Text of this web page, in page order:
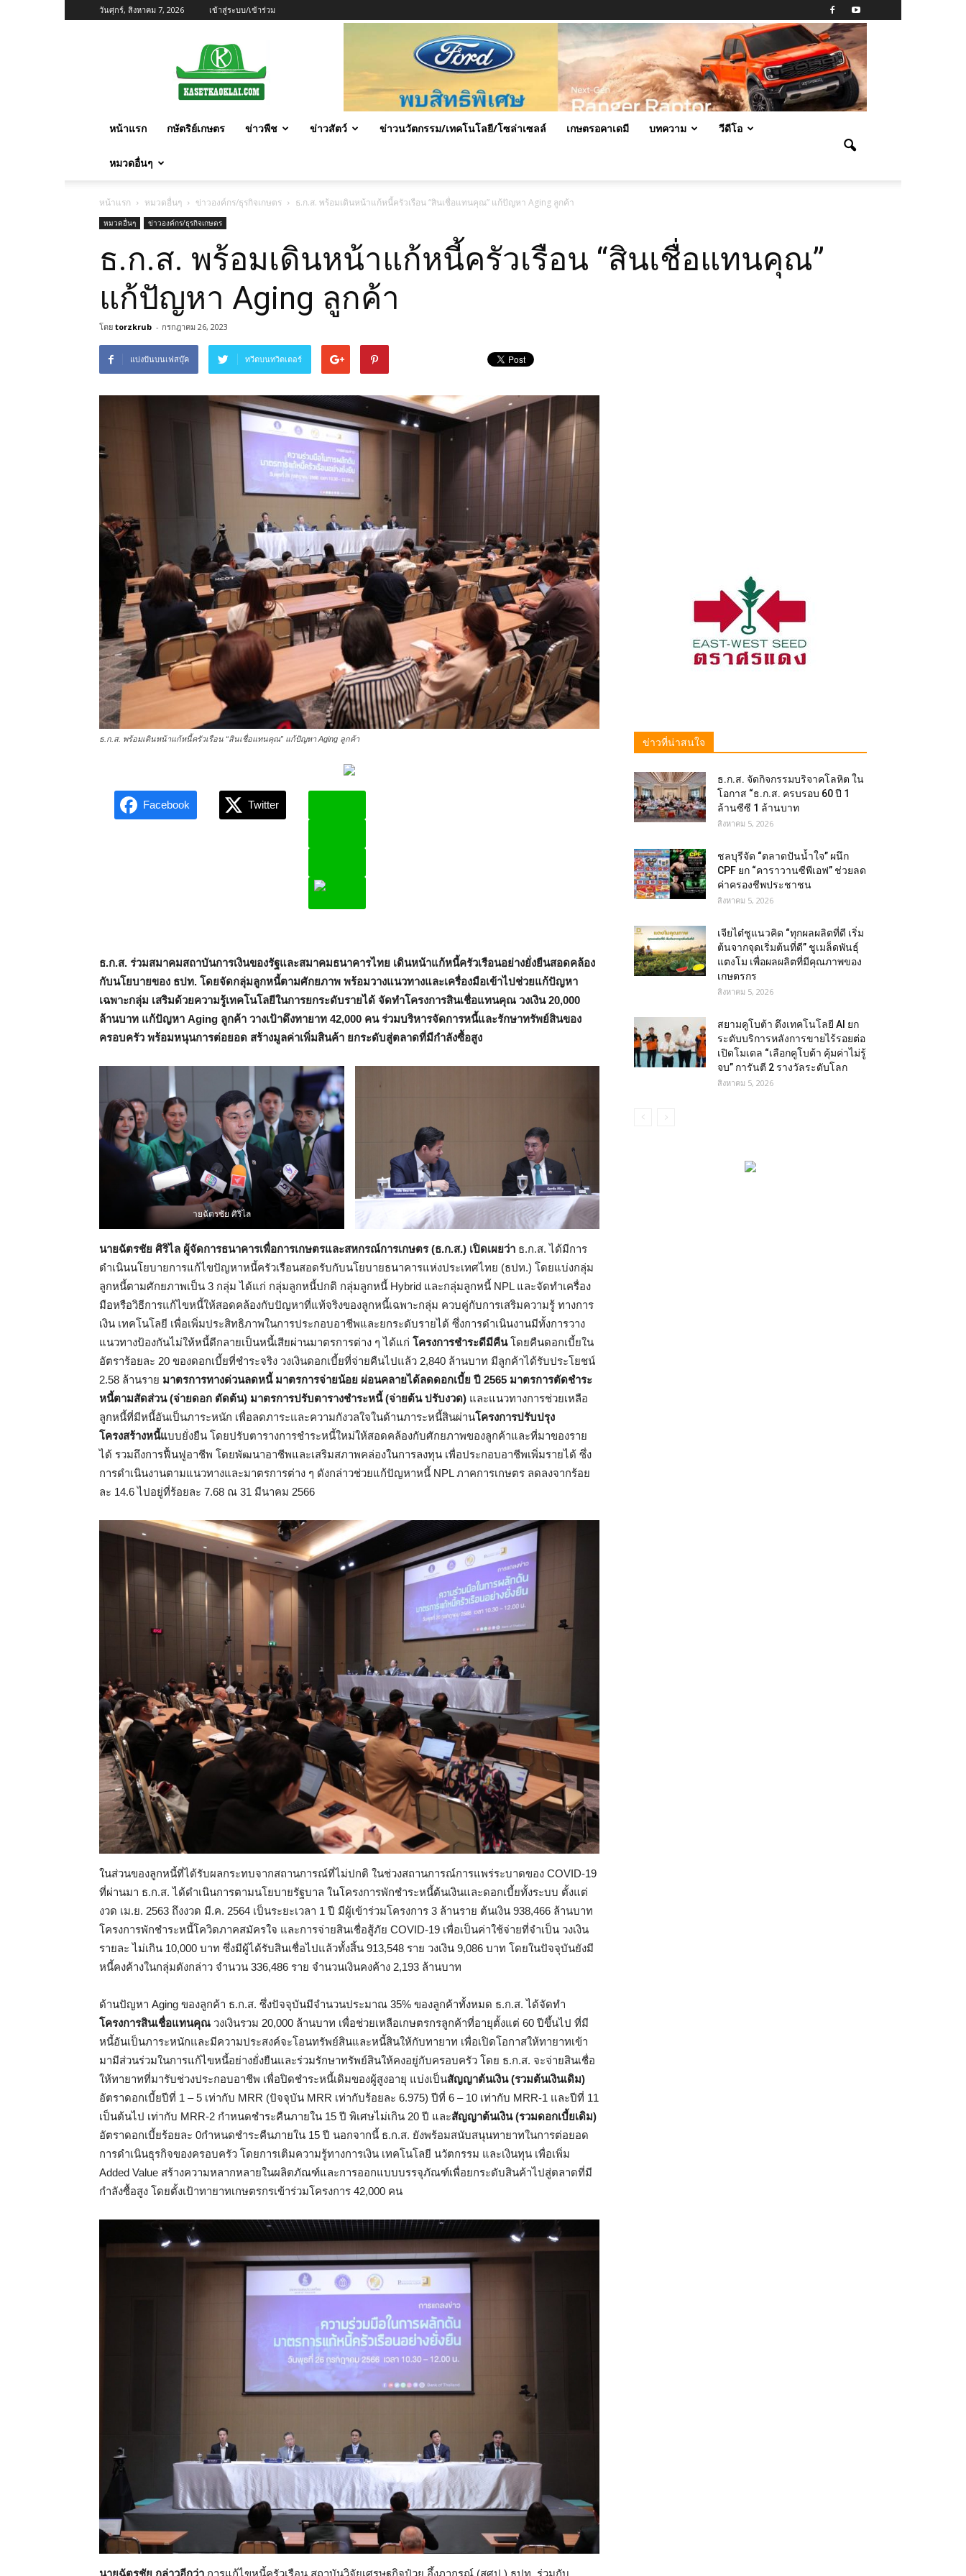
วันศุกร์, สิงหาคม 7, 2026 เข้าสู่ระบบ/เข้าร่วม
หน้าแรก กษัตริย์เกษตร ข่าวพืช ข่าวสัตว์ ข่าวนวัตกรรม/เทคโนโลยี/โซล่าเซลล์ เกษตรอคาเดมี บทความ วีดีโอ
หมวดอื่นๆ
หน้าแรก หมวดอื่นๆ ข่าวองค์กร/ธุรกิจเกษตร ธ.ก.ส. พร้อมเดินหน้าแก้หนี้ครัวเรือน “สินเชื่อแทนคุณ” แก้ปัญหา Aging ลูกค้า
หมวดอื่นๆ ข่าวองค์กร/ธุรกิจเกษตร
ธ.ก.ส. พร้อมเดินหน้าแก้หนี้ครัวเรือน “สินเชื่อแทนคุณ”
แก้ปัญหา Aging ลูกค้า
โดย torzkrub - กรกฎาคม 26, 2023
แบ่งปันบนเฟสบุ๊ค ทวีตบนทวิตเตอร์
ธ.ก.ส. พร้อมเดินหน้าแก้หนี้ครัวเรือน “สินเชื่อแทนคุณ” แก้ปัญหา Aging ลูกค้า
Facebook Twitter
ธ.ก.ส. ร่วมสมาคมสถาบันการเงินของรัฐและสมาคมธนาคารไทย เดินหน้าแก้หนี้ครัวเรือนอย่างยั่งยืนสอดคล้อง
กับนโยบายของ ธปท. โดยจัดกลุ่มลูกหนี้ตามศักยภาพ พร้อมวางแนวทางและเครื่องมือเข้าไปช่วยแก้ปัญหา
เฉพาะกลุ่ม เสริมด้วยความรู้เทคโนโลยีในการยกระดับรายได้ จัดทำโครงการสินเชื่อแทนคุณ วงเงิน 20,000
ล้านบาท แก้ปัญหา Aging ลูกค้า วางเป้าดึงทายาท 42,000 คน ร่วมบริหารจัดการหนี้และรักษาทรัพย์สินของ
ครอบครัว พร้อมหนุนการต่อยอด สร้างมูลค่าเพิ่มสินค้า ยกระดับสู่ตลาดที่มีกำลังซื้อสูง
ายฉัตรชัย ศิริไล
นายฉัตรชัย ศิริไล ผู้จัดการธนาคารเพื่อการเกษตรและสหกรณ์การเกษตร (ธ.ก.ส.) เปิดเผยว่า ธ.ก.ส. ได้มีการ
ดำเนินนโยบายการแก้ไขปัญหาหนี้ครัวเรือนสอดรับกับนโยบายธนาคารแห่งประเทศไทย (ธปท.) โดยแบ่งกลุ่ม
ลูกหนี้ตามศักยภาพเป็น 3 กลุ่ม ได้แก่ กลุ่มลูกหนี้ปกติ กลุ่มลูกหนี้ Hybrid และกลุ่มลูกหนี้ NPL และจัดทำเครื่อง
มือหรือวิธีการแก้ไขหนี้ให้สอดคล้องกับปัญหาที่แท้จริงของลูกหนี้เฉพาะกลุ่ม ควบคู่กับการเสริมความรู้ ทางการ
เงิน เทคโนโลยี เพื่อเพิ่มประสิทธิภาพในการประกอบอาชีพและยกระดับรายได้ ซึ่งการดำเนินงานมีทั้งการวาง
แนวทางป้องกันไม่ให้หนี้ดีกลายเป็นหนี้เสียผ่านมาตรการต่าง ๆ ได้แก่ โครงการชำระดีมีคืนโดยคืนดอกเบี้ยใน
อัตราร้อยละ 20 ของดอกเบี้ยที่ชำระจริง วงเงินดอกเบี้ยที่จ่ายคืนไปแล้ว 2,840 ล้านบาท มีลูกค้าได้รับประโยชน์
2.58 ล้านราย มาตรการทางด่วนลดหนี้ มาตรการจ่ายน้อย ผ่อนคลายได้ลดดอกเบี้ย ปี 2565 มาตรการตัดชำระ
หนี้ตามสัดส่วน (จ่ายดอก ตัดต้น) มาตรการปรับตารางชำระหนี้ (จ่ายต้น ปรับงวด) และแนวทางการช่วยเหลือ
ลูกหนี้ที่มีหนี้อันเป็นภาระหนัก เพื่อลดภาระและความกังวลใจในด้านภาระหนี้สินผ่านโครงการปรับปรุง
โครงสร้างหนี้แบบยั่งยืน โดยปรับตารางการชำระหนี้ใหม่ให้สอดคล้องกับศักยภาพของลูกค้าและที่มาของราย
ได้ รวมถึงการฟื้นฟูอาชีพ โดยพัฒนาอาชีพและเสริมสภาพคล่องในการลงทุน เพื่อประกอบอาชีพเพิ่มรายได้ ซึ่ง
การดำเนินงานตามแนวทางและมาตรการต่าง ๆ ดังกล่าวช่วยแก้ปัญหาหนี้ NPL ภาคการเกษตร ลดลงจากร้อย
ละ 14.6 ไปอยู่ที่ร้อยละ 7.68 ณ 31 มีนาคม 2566
ในส่วนของลูกหนี้ที่ได้รับผลกระทบจากสถานการณ์ที่ไม่ปกติ ในช่วงสถานการณ์การแพร่ระบาดของ COVID-19
ที่ผ่านมา ธ.ก.ส. ได้ดำเนินการตามนโยบายรัฐบาล ในโครงการพักชำระหนี้ต้นเงินและดอกเบี้ยทั้งระบบ ตั้งแต่
งวด เม.ย. 2563 ถึงงวด มี.ค. 2564 เป็นระยะเวลา 1 ปี มีผู้เข้าร่วมโครงการ 3 ล้านราย ต้นเงิน 938,466 ล้านบาท
โครงการพักชำระหนี้โควิดภาคสมัครใจ และการจ่ายสินเชื่อสู้ภัย COVID-19 เพื่อเป็นค่าใช้จ่ายที่จำเป็น วงเงิน
รายละ ไม่เกิน 10,000 บาท ซึ่งมีผู้ได้รับสินเชื่อไปแล้วทั้งสิ้น 913,548 ราย วงเงิน 9,086 บาท โดยในปัจจุบันยังมี
หนี้คงค้างในกลุ่มดังกล่าว จำนวน 336,486 ราย จำนวนเงินคงค้าง 2,193 ล้านบาท
ด้านปัญหา Aging ของลูกค้า ธ.ก.ส. ซึ่งปัจจุบันมีจำนวนประมาณ 35% ของลูกค้าทั้งหมด ธ.ก.ส. ได้จัดทำ
โครงการสินเชื่อแทนคุณ วงเงินรวม 20,000 ล้านบาท เพื่อช่วยเหลือเกษตรกรลูกค้าที่อายุตั้งแต่ 60 ปีขึ้นไป ที่มี
หนี้อันเป็นภาระหนักและมีความประสงค์จะโอนทรัพย์สินและหนี้สินให้กับทายาท เพื่อเปิดโอกาสให้ทายาทเข้า
มามีส่วนร่วมในการแก้ไขหนี้อย่างยั่งยืนและร่วมรักษาทรัพย์สินให้คงอยู่กับครอบครัว โดย ธ.ก.ส. จะจ่ายสินเชื่อ
ให้ทายาทที่มารับช่วงประกอบอาชีพ เพื่อปิดชำระหนี้เดิมของผู้สูงอายุ แบ่งเป็นสัญญาต้นเงิน (รวมต้นเงินเดิม)
อัตราดอกเบี้ยปีที่ 1 – 5 เท่ากับ MRR (ปัจจุบัน MRR เท่ากับร้อยละ 6.975) ปีที่ 6 – 10 เท่ากับ MRR-1 และปีที่ 11
เป็นต้นไป เท่ากับ MRR-2 กำหนดชำระคืนภายใน 15 ปี พิเศษไม่เกิน 20 ปี และสัญญาต้นเงิน (รวมดอกเบี้ยเดิม)
อัตราดอกเบี้ยร้อยละ 0กำหนดชำระคืนภายใน 15 ปี นอกจากนี้ ธ.ก.ส. ยังพร้อมสนับสนุนทายาทในการต่อยอด
การดำเนินธุรกิจของครอบครัว โดยการเติมความรู้ทางการเงิน เทคโนโลยี นวัตกรรม และเงินทุน เพื่อเพิ่ม
Added Value สร้างความหลากหลายในผลิตภัณฑ์และการออกแบบบรรจุภัณฑ์เพื่อยกระดับสินค้าไปสู่ตลาดที่มี
กำลังซื้อสูง โดยตั้งเป้าทายาทเกษตรกรเข้าร่วมโครงการ 42,000 คน
นายฉัตรชัย กล่าวอีกว่า การแก้ไขหนี้ครัวเรือน สถาบันวิจัยเศรษฐกิจป๋วย อึ้งภากรณ์ (สศป.) ธปท. ร่วมกับ
ข่าวที่น่าสนใจ
ธ.ก.ส. จัดกิจกรรมบริจาคโลหิต ใน
โอกาส “ธ.ก.ส. ครบรอบ 60 ปี 1
ล้านซีซี 1 ล้านบาท
สิงหาคม 5, 2026
ชลบุรีจัด “ตลาดปันน้ำใจ” ผนึก
CPF ยก “คาราวานซีพีเอฟ” ช่วยลด
ค่าครองชีพประชาชน
สิงหาคม 5, 2026
เจียไต๋ชูแนวคิด “ทุกผลผลิตที่ดี เริ่ม
ต้นจากจุดเริ่มต้นที่ดี” ชูเมล็ดพันธุ์
แตงโม เพื่อผลผลิตที่มีคุณภาพของ
เกษตรกร
สิงหาคม 5, 2026
สยามคูโบต้า ดึงเทคโนโลยี AI ยก
ระดับบริการหลังการขายไร้รอยต่อ
เปิดโมเดล “เลือกคูโบต้า คุ้มค่าไม่รู้
จบ” การันตี 2 รางวัลระดับโลก
สิงหาคม 5, 2026